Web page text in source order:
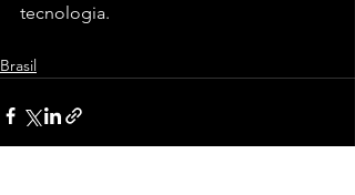
tecnologia.
Brasil